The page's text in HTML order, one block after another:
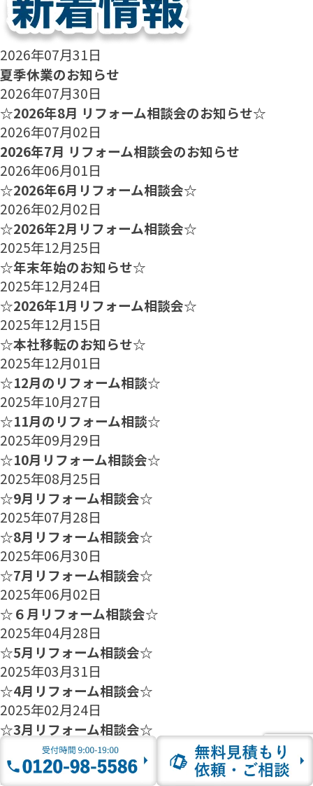
2026年07月31日
夏季休業のお知らせ
2026年07月30日
☆2026年8月 リフォーム相談会のお知らせ☆
2026年07月02日
2026年7月 リフォーム相談会のお知らせ
2026年06月01日
☆2026年6月リフォーム相談会☆
2026年02月02日
☆2026年2月リフォーム相談会☆
2025年12月25日
☆年末年始のお知らせ☆
2025年12月24日
☆2026年1月リフォーム相談会☆
2025年12月15日
☆本社移転のお知らせ☆
2025年12月01日
☆12月のリフォーム相談☆
2025年10月27日
☆11月のリフォーム相談☆
2025年09月29日
☆10月リフォーム相談会☆
2025年08月25日
☆9月リフォーム相談会☆
2025年07月28日
☆8月リフォーム相談会☆
2025年06月30日
☆7月リフォーム相談会☆
2025年06月02日
☆６月リフォーム相談会☆
2025年04月28日
☆5月リフォーム相談会☆
2025年03月31日
☆4月リフォーム相談会☆
2025年02月24日
☆3月リフォーム相談会☆
2025年01月27日
☆2月のリフォーム相談会のご案内☆